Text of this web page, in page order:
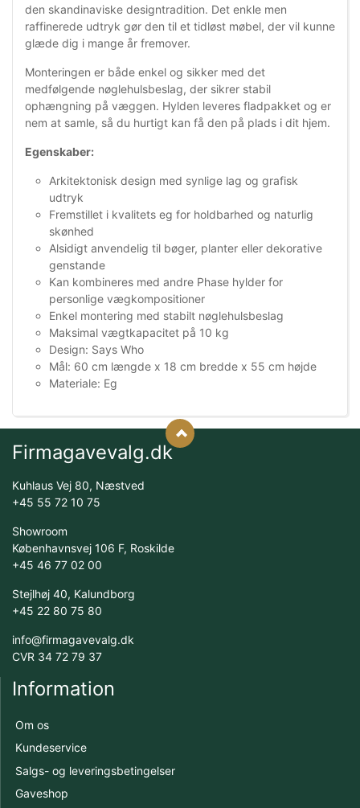
den skandinaviske designtradition. Det enkle men
raffinerede udtryk gør den til et tidløst møbel, der vil kunne
glæde dig i mange år fremover.
Monteringen er både enkel og sikker med det
medfølgende nøglehulsbeslag, der sikrer stabil
ophængning på væggen. Hylden leveres fladpakket og er
nem at samle, så du hurtigt kan få den på plads i dit hjem.
Egenskaber:
Arkitektonisk design med synlige lag og grafisk
udtryk
Fremstillet i kvalitets eg for holdbarhed og naturlig
skønhed
Alsidigt anvendelig til bøger, planter eller dekorative
genstande
Kan kombineres med andre Phase hylder for
personlige vægkompositioner
Enkel montering med stabilt nøglehulsbeslag
Maksimal vægtkapacitet på 10 kg
Design: Says Who
Mål: 60 cm længde x 18 cm bredde x 55 cm højde
Materiale: Eg
Firmagavevalg.dk
Kuhlaus Vej 80, Næstved
+45 55 72 10 75
Showroom
Københavnsvej 106 F, Roskilde
+45 46 77 02 00
Stejlhøj 40, Kalundborg
+45 22 80 75 80
info@firmagavevalg.dk
CVR 34 72 79 37
Information
Om os
Kundeservice
Salgs- og leveringsbetingelser
Gaveshop